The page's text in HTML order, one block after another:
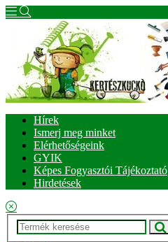
Hírek
Ismerj meg minket
Elérhetőségeink
GYIK
Képes Fogyasztói Tájékoztató
Hirdetések